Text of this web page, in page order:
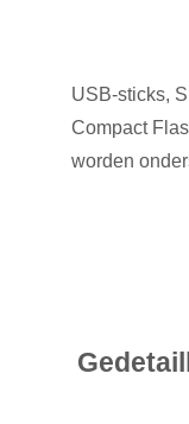
USB-sticks,
Compact
worden